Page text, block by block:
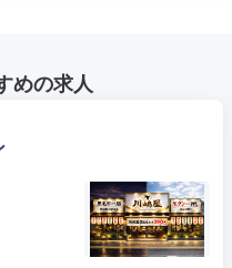
めの求人